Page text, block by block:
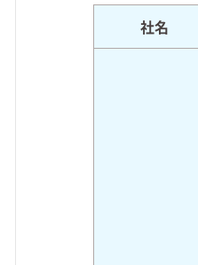
社名